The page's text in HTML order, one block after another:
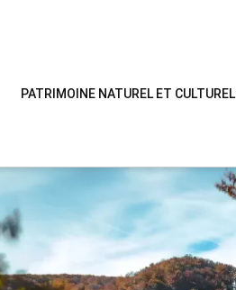
PATRIMOINE NATUREL ET CULTUREL